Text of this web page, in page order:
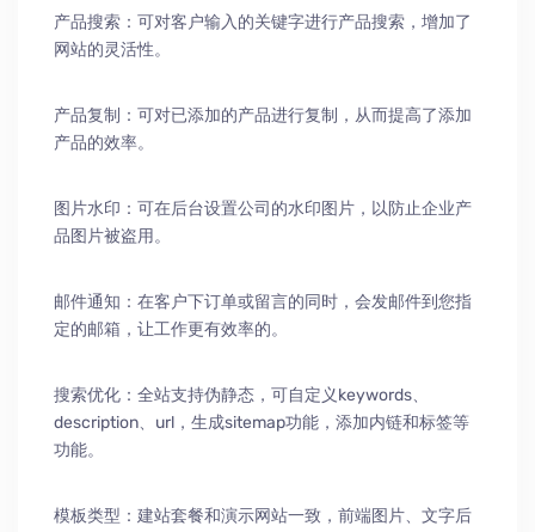
产品搜索：可对客户输入的关键字进行产品搜索，增加了
网站的灵活性。
产品复制：可对已添加的产品进行复制，从而提高了添加
产品的效率。
图片水印：可在后台设置公司的水印图片，以防止企业产
品图片被盗用。
邮件通知：在客户下订单或留言的同时，会发邮件到您指
定的邮箱，让工作更有效率的。
搜索优化：全站支持伪静态，可自定义keywords、
description、url，生成sitemap功能，添加内链和标签等
功能。
模板类型：建站套餐和演示网站一致，前端图片、文字后